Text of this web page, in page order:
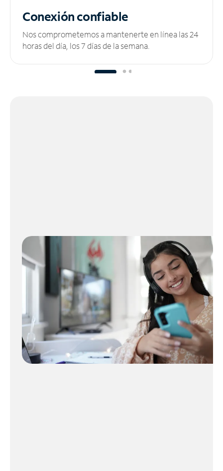
Conexión confiable
Nos comprometemos a mantenerte en línea las 24
horas del día, los 7 días de la semana.